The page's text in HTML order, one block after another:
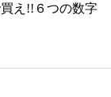
え!!６つの数字